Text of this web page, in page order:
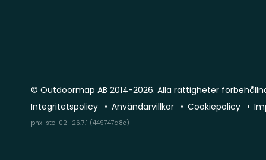
© Outdoormap AB 2014-2026. Alla rättigheter
Integritetspolicy
Användarvillkor Cookiepolicy
phx-sto-02 · 26.7.1 (449747a8c)